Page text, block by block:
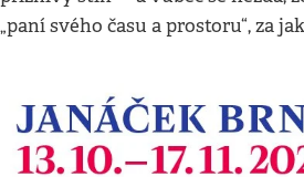
„paní svého času a prostoru“, za